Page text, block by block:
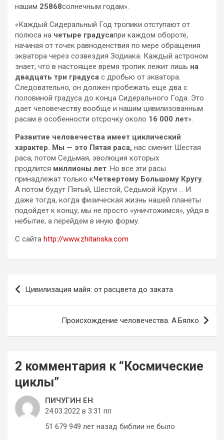
нашим 25868солнечным годам».
«Каждый Сидеральный Год тропики отступают от
полюса на четыре градусапри каждом обороте,
начиная от точек равноденствия по мере обращения
экватора через созвездия Зодиака. Каждый астроном
знает, что в настоящее время тропик лежит лишь на
двадцать три градуса с дробью от экватора.
Следовательно, он должен пробежать еще два с
половиной градуса до конца Сидерального Года. Это
дает человечеству вообще и нашим цивилизованным
расам в особенности отсрочку около 16 000 лет».
Развитие человечества имеет циклический
характер. Мы — это Пятая раса, нас сменит Шестая
раса, потом Седьмая, эволюция которых
продлится миллионы лет. Но все эти расы
принадлежат только кЧетвертому Большому Кругу.
А потом будут Пятый, Шестой, Седьмой Круги … И
даже тогда, когда физическая жизнь нашей планеты
подойдет к концу, мы не просто «уничтожимся», уйдя в
небытие, а перейдем в иную форму.
С сайта http://www.zhitanska.com
Навигация
по
Цивилизация майя: от расцвета до заката
Происхождение человечества. А.Бялко
2 комментария к “ Космические
циклы”
ПИЧУГИН ЕН:
24.03.2022 в 3:31 пп
51 679 949 лет назад библии не было